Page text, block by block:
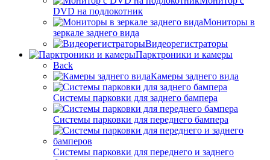
DVD на подлокотник
Мониторы в
зеркале заднего вида
Видеорегистраторы
Парктроники и камеры
Back
Камеры заднего вида
Системы парковки для заднего бампера
Системы парковки для переднего бампера
Системы парковки для переднего и заднего